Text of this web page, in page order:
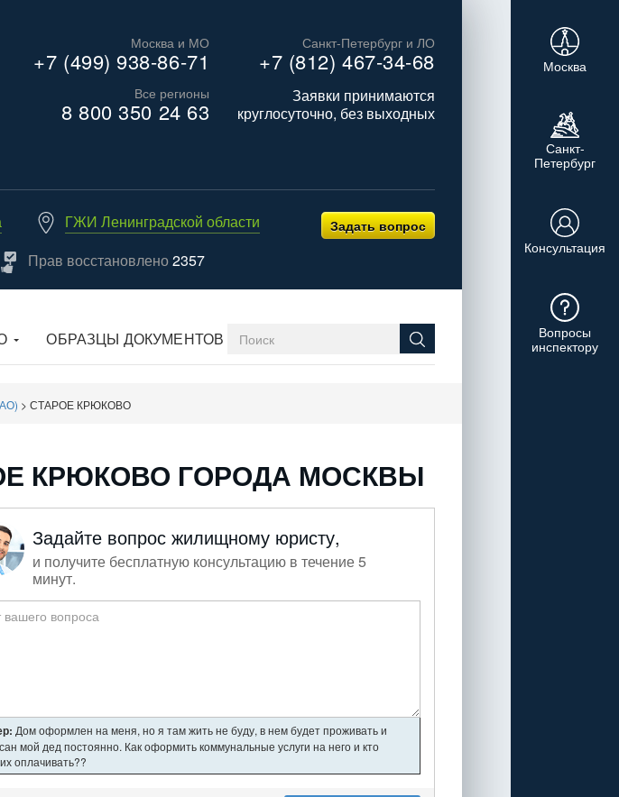
Москва и МО
+7 (499) 938-86-71
Санкт-Петербург и ЛО
+7 (812) 467-34-68
Все регионы
8 800 350 24 63
Заявки принимаются
круглосуточно, без выходных
ГЖИ Ленинградской области
Прав восстановлено2357
Задать вопрос
ОБРАЗЦЫ ДОКУМЕНТОВ
> СТАРОЕ КРЮКОВО
КРЮКОВО ГОРОДА МОСКВЫ
Задайте вопрос жилищному юристу,
и получите бесплатную консультацию в течение 5
минут.
Дом оформлен на меня, но я там жить не буду, в нем будет проживать и
мой дед постоянно. Как оформить коммунальные услуги на него и кто
оплачивать??
Москва
Санкт-
Петербург
Консультация
Вопросы
инспектору